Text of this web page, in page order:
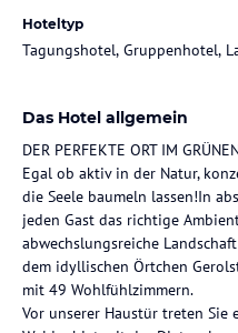
Hoteltyp
Tagungshotel, Gruppenhotel,
Das Hotel allgemein
DER PERFEKTE ORT IM
Egal ob aktiv in der Natur,
die Seele baumeln lassen!In
jeden Gast das richtige
abwechslungsreiche
dem idyllischen Örtchen
mit 49 Wohlfühlzimmern.
Vor unserer Haustür treten Sie